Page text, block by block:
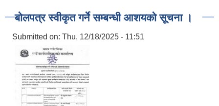
बोलपत्र स्वीकृत गर्ने सम्बन्धी आशयको सूचना ।
Submitted on: Thu, 12/18/2025 - 11:51